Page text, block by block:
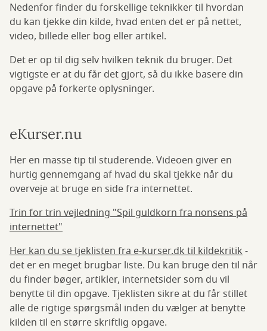
Nedenfor finder du forskellige teknikker til hvordan
du kan tjekke din kilde, hvad enten det er på nettet,
video, billede eller bog eller artikel.
Det er op til dig selv hvilken teknik du bruger. Det
vigtigste er at du får det gjort, så du ikke basere din
opgave på forkerte oplysninger.
eKurser.nu
Her en masse tip til studerende. Videoen giver en
hurtig gennemgang af hvad du skal tjekke når du
overveje at bruge en side fra internettet.
Trin for trin vejledning "Spil guldkorn fra nonsens på
internettet"
Her kan du se tjeklisten fra e-kurser.dk til kildekritik-
det er en meget brugbar liste. Du kan bruge den til når
du finder bøger, artikler, internetsider som du vil
benytte til din opgave. Tjeklisten sikre at du får stillet
alle de rigtige spørgsmål inden du vælger at benytte
kilden til en større skriftlig opgave.